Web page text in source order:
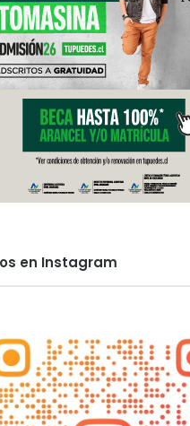
en Instagram